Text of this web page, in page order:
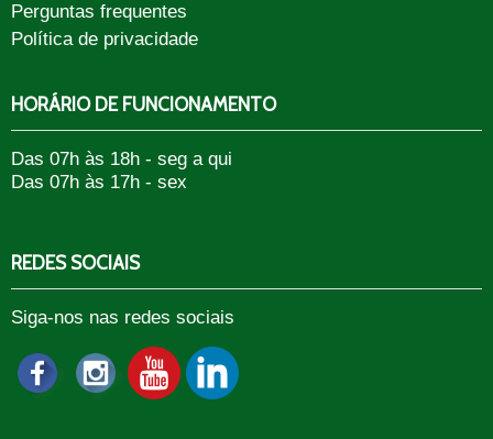
Perguntas frequentes
Política de privacidade
HORÁRIO DE FUNCIONAMENTO
Das 07h às 18h - seg a qui
Das 07h às 17h - sex
REDES SOCIAIS
Siga-nos nas redes sociais